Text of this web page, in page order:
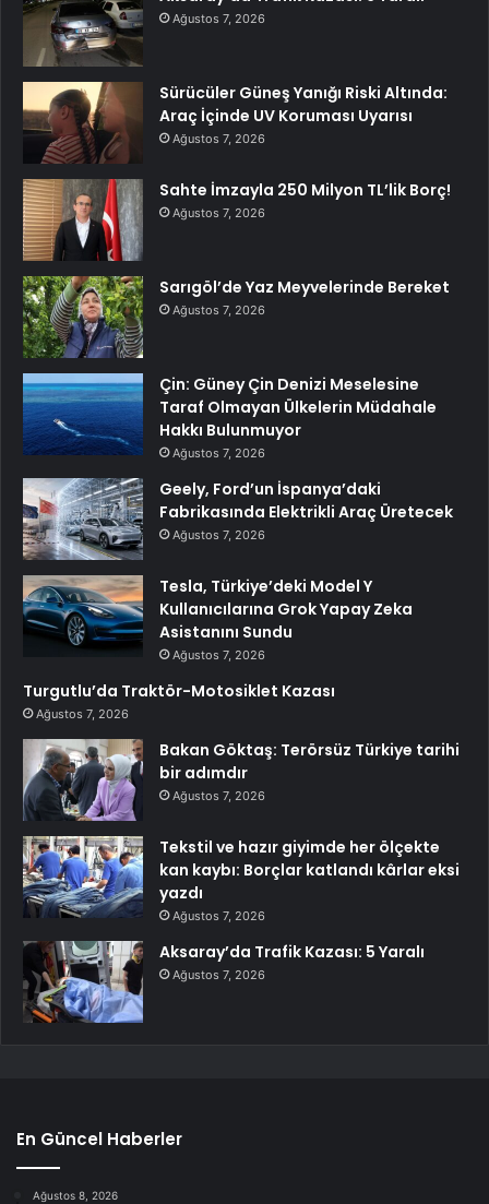
Ağustos 7, 2026
Sürücüler Güneş Yanığı Riski Altında:
Araç İçinde UV Koruması Uyarısı
Ağustos 7, 2026
Sahte İmzayla 250 Milyon TL’lik Borç!
Ağustos 7, 2026
Sarıgöl’de Yaz Meyvelerinde Bereket
Ağustos 7, 2026
Çin: Güney Çin Denizi Meselesine
Taraf Olmayan Ülkelerin Müdahale
Hakkı Bulunmuyor
Ağustos 7, 2026
Geely, Ford’un İspanya’daki
Fabrikasında Elektrikli Araç Üretecek
Ağustos 7, 2026
Tesla, Türkiye’deki Model Y
Kullanıcılarına Grok Yapay Zeka
Asistanını Sundu
Ağustos 7, 2026
Turgutlu’da Traktör-Motosiklet Kazası
Ağustos 7, 2026
Bakan Göktaş: Terörsüz Türkiye tarihi
bir adımdır
Ağustos 7, 2026
Tekstil ve hazır giyimde her ölçekte
kan kaybı: Borçlar katlandı kârlar eksi
yazdı
Ağustos 7, 2026
Aksaray’da Trafik Kazası: 5 Yaralı
Ağustos 7, 2026
En Güncel Haberler
Ağustos 8, 2026